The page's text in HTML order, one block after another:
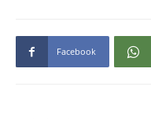
Facebook